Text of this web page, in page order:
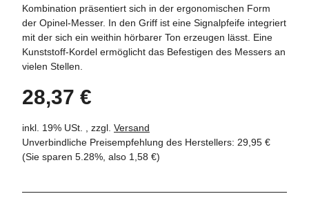
Kombination präsentiert sich in der ergonomischen Form
der Opinel-Messer. In den Griff ist eine Signalpfeife integriert
mit der sich ein weithin hörbarer Ton erzeugen lässt. Eine
Kunststoff-Kordel ermöglicht das Befestigen des Messers an
vielen Stellen.
28,37 €
inkl. 19% USt. , zzgl. Versand
Unverbindliche Preisempfehlung des Herstellers: 29,95 €
(Sie sparen 5.28% , also 1,58 €)